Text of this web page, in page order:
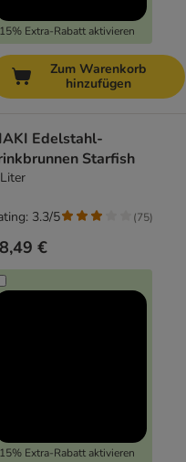
Extra-Rabatt aktivieren
Zum Warenkorb
hinzufügen
Edelstahl-
Starfish
€
Extra-Rabatt aktivieren
3.3/5 (75)